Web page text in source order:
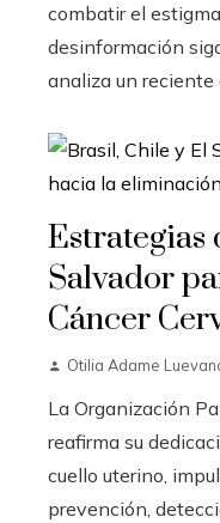
combatir el
desinformación
analiza un reciente
Estrategias
Salvador
Cáncer
Otilia Adame
La Organización
reafirma su
cuello uterino,
prevención,